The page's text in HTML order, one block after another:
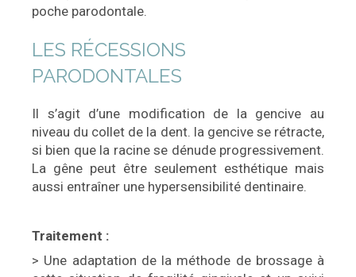
poche parodontale.
LES RÉCESSIONS
PARODONTALES
Il s’agit d’une modification de la gencive au
niveau du collet de la dent. la gencive se rétracte,
si bien que la racine se dénude progressivement.
La gêne peut être seulement esthétique mais
aussi entraîner une hypersensibilité dentinaire.
Traitement :
> Une adaptation de la méthode de brossage à